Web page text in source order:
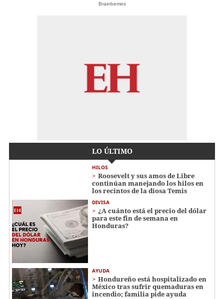
Brainberries
LO ÚLTIMO
HILOS
Roosevelt y sus amos de Libre
continúan manejando los hilos en
los recintos de la diosa Temis
DIVISA
¿A cuánto está el precio del dólar
para este fin de semana en
Honduras?
AYUDA
Hondureño está hospitalizado en
México tras sufrir quemaduras en
incendio; familia pide ayuda